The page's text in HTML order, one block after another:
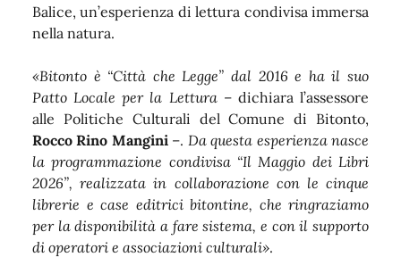
Balice, un’esperienza di lettura condivisa immersa
nella natura.
«Bitonto è “Città che Legge” dal 2016 e ha il suo
Patto Locale per la Lettura– dichiara l’assessore
alle Politiche Culturali del Comune di Bitonto,
Rocco Rino Mangini–. Da questa esperienza nasce
la programmazione condivisa “Il Maggio dei Libri
2026”, realizzata in collaborazione con le cinque
librerie e case editrici bitontine, che ringraziamo
per la disponibilità a fare sistema, e con il supporto
di operatori e associazioni culturali».